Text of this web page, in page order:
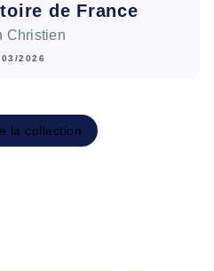
de France
Christien
2026
la collection